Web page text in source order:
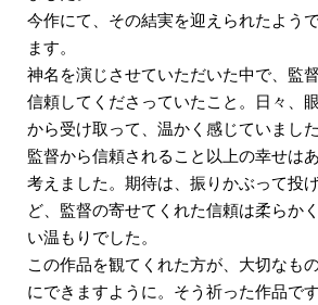
今作にて、その結実を迎えられたよう
ます。
神名を演じさせていただいた中で、監
信頼してくださっていたこと。日々、
から受け取って、温かく感じていまし
監督から信頼されること以上の幸せは
考えました。期待は、振りかぶって投
ど、監督の寄せてくれた信頼は柔らか
い温もりでした。
この作品を観てくれた方が、大切なも
にできますように。そう祈った作品です